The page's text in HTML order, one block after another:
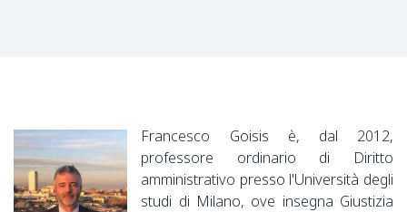
Francesco Goisis è, dal 2012,
professore ordinario di Diritto
amministrativo presso l'Università degli
studi di Milano, ove insegna Giustizia